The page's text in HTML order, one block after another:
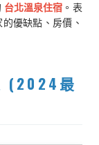
台北溫泉住宿 。表
優缺點、房價、
(2024最